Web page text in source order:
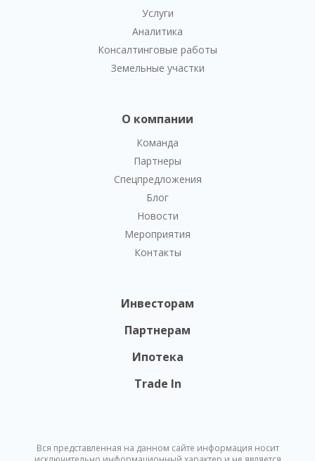
Услуги
Аналитика
Консалтинговые работы
Земельные участки
О компании
Команда
Партнеры
Спецпредложения
Блог
Новости
Мероприятия
Контакты
Инвесторам
Партнерам
Ипотека
Trade In
Вся представленная на данном сайте информация носит